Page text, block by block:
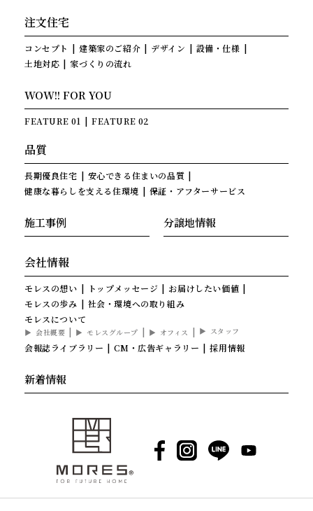
注文住宅
コンセプト 建築家のご紹介 デザイン
設備・仕様
土地対応
家づくりの流れ
WOW!! FOR YOU
FEATURE 01 FEATURE 02
品質
長期優良住宅
安心できる住まいの品質
健康な暮らしを支える住環境
保証・アフターサービス
施工事例 分譲地情報
会社情報
モレスの想い トップメッセージ
お届けしたい価値
モレスの歩み
社会・環境への取り組み
モレスについて
会社概要 モレスグループ オフィス スタッフ
会報誌ライブラリー CM・広告ギャラリー 採用情報
新着情報
Facebook
Instagram
LINE YouTube